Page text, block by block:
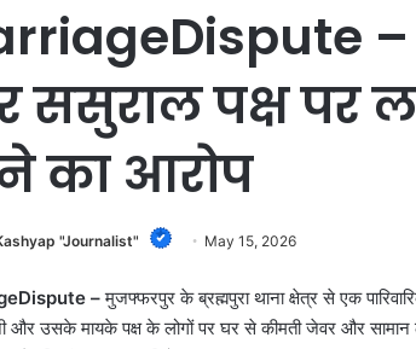
–
ससुराल पक्ष पर
का आरोप
"Journalist" May 15, 2026
–मुजफ्फरपुर के ब्रह्मपुरा थाना क्षेत्र से एक
और उसके मायके पक्ष के लोगों पर घर से कीमती जेवर और